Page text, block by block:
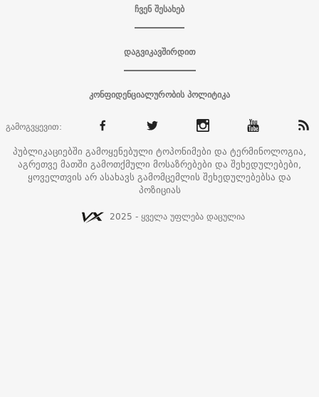
ჩვენ შესახებ
დაგვიკავშირდით
კონფიდენციალურობის პოლიტიკა
გამოგვყევით:
პუბლიკაციებში გამოყენებული ტოპონიმები და ტერმინოლოგია,
აგრეთვე მათში გამოთქმული მოსაზრებები და შეხედულებები,
ყოველთვის არ ასახავს გამომცემლის შეხედულებებსა და
პოზიციას
2025 - ყველა უფლება დაცულია